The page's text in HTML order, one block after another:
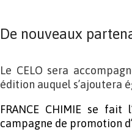
De nouveaux
Le CELO sera
édition auquel s’ajoutera
FRANCE CHIMIE se
campagne de promotion